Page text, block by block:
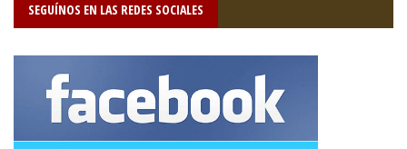
SEGUÍNOS EN LAS REDES SOCIALES